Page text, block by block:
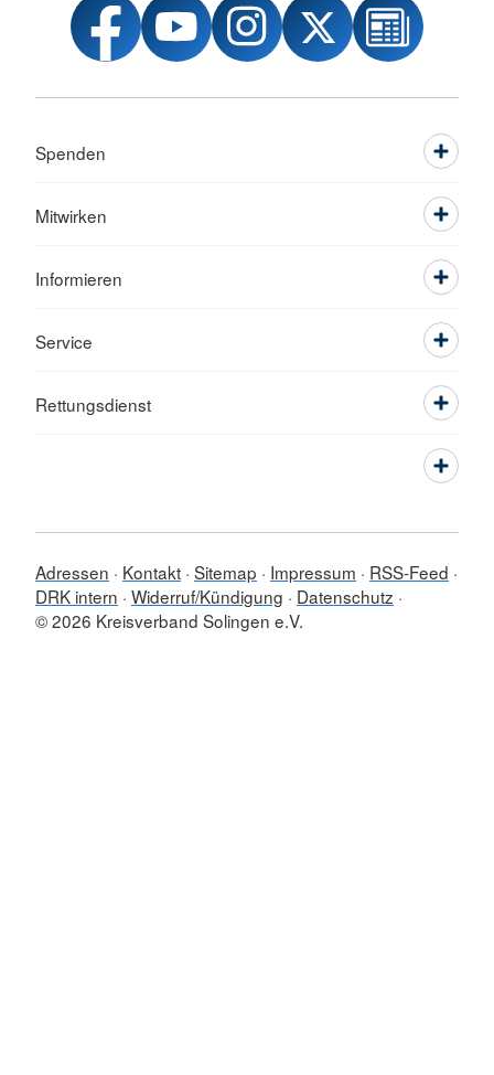
Spenden
Mitwirken
Informieren
Service
Rettungsdienst
Adressen Kontakt Sitemap Impressum
RSS-Feed
DRK intern Widerruf/Kündigung
Datenschutz
© 2026 Kreisverband Solingen e.V.